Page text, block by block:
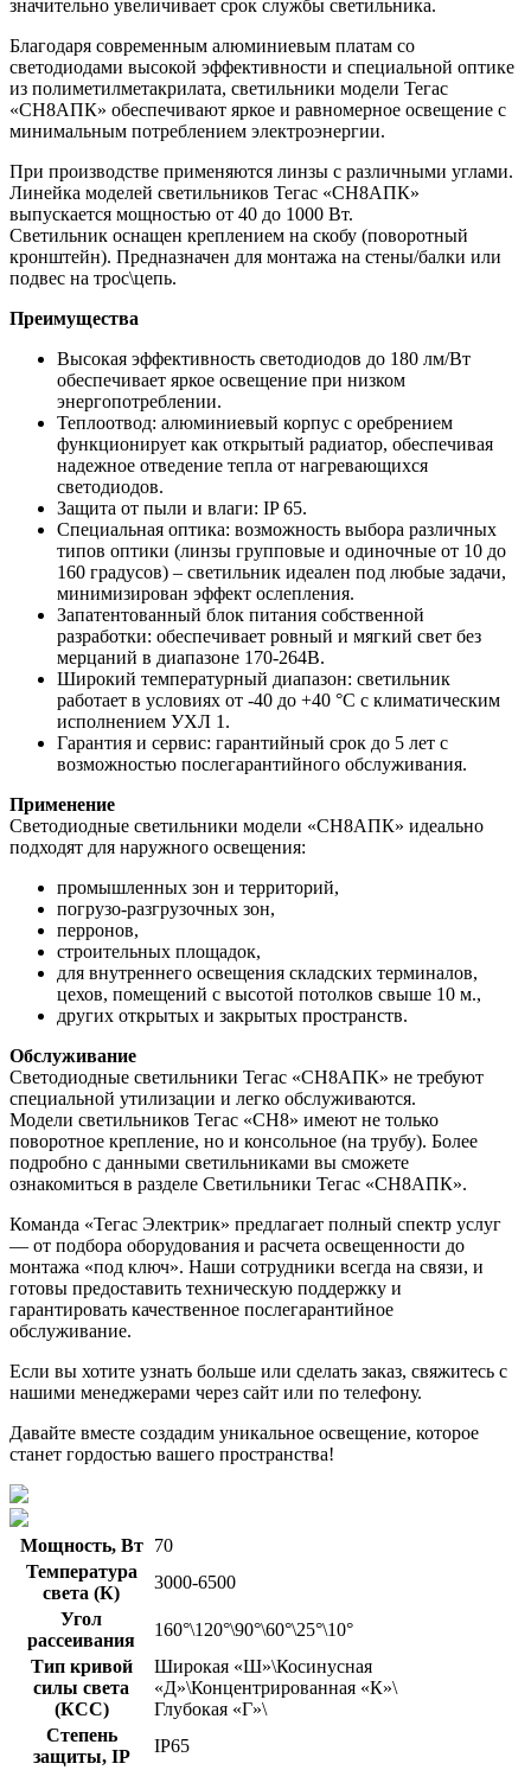
значительно увеличивает срок службы светильника.
Благодаря современным алюминиевым платам со
светодиодами высокой эффективности и специальной оптике
из полиметилметакрилата, светильники модели Тегас
«СН8АПК» обеспечивают яркое и равномерное освещение с
минимальным потреблением электроэнергии.
При производстве применяются линзы с различными углами.
Линейка моделей светильников Тегас «СН8АПК»
выпускается мощностью от 40 до 1000 Вт.
Светильник оснащен креплением на скобу (поворотный
кронштейн). Предназначен для монтажа на стены/балки или
подвес на трос\цепь.
Преимущества
Высокая эффективность светодиодов до 180 лм/Вт
обеспечивает яркое освещение при низком
энергопотреблении.
Теплоотвод: алюминиевый корпус с оребрением
функционирует как открытый радиатор, обеспечивая
надежное отведение тепла от нагревающихся
светодиодов.
Защита от пыли и влаги: IP 65.
Специальная оптика: возможность выбора различных
типов оптики (линзы групповые и одиночные от 10 до
160 градусов) – светильник идеален под любые задачи,
минимизирован эффект ослепления.
Запатентованный блок питания собственной
разработки: обеспечивает ровный и мягкий свет без
мерцаний в диапазоне 170-264В.
Широкий температурный диапазон: светильник
работает в условиях от -40 до +40 °C с климатическим
исполнением УХЛ 1.
Гарантия и сервис: гарантийный срок до 5 лет с
возможностью послегарантийного обслуживания.
Применение
Светодиодные светильники модели «СН8АПК» идеально
подходят для наружного освещения:
промышленных зон и территорий,
погрузо-разгрузочных зон,
перронов,
строительных площадок,
для внутреннего освещения складских терминалов,
цехов, помещений с высотой потолков свыше 10 м.,
других открытых и закрытых пространств.
Обслуживание
Светодиодные светильники Тегас «СН8АПК» не требуют
специальной утилизации и легко обслуживаются.
Модели светильников Тегас «СН8» имеют не только
поворотное крепление, но и консольное (на трубу). Более
подробно с данными светильниками вы сможете
ознакомиться в разделе Светильники Тегас «СН8АПК».
Команда «Тегас Электрик» предлагает полный спектр услуг
— от подбора оборудования и расчета освещенности до
монтажа «под ключ». Наши сотрудники всегда на связи, и
готовы предоставить техническую поддержку и
гарантировать качественное послегарантийное
обслуживание.
Если вы хотите узнать больше или сделать заказ, свяжитесь с
нашими менеджерами через сайт или по телефону.
Давайте вместе создадим уникальное освещение, которое
станет гордостью вашего пространства!
Мощность, Вт
70
Температура
света (К)
3000-6500
Угол
рассеивания
160°\120°\90°\60°\25°\10°
Тип кривой
силы света
(КСС)
Широкая «Ш»\Косинусная
«Д»\Концентрированная «К»\
Глубокая «Г»\
Степень
защиты, IP
IP65